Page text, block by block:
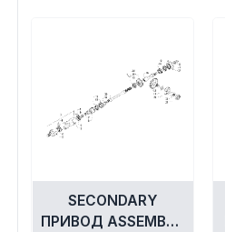
SECONDARY
ПРИВОД ASSEMBLY